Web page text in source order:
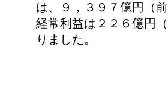
は、９，３９７億円（
経常利益は２２６億円
りました。